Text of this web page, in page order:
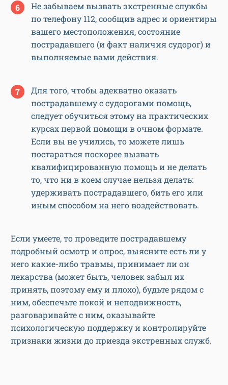
Не забываем вызвать экстренные службы
по телефону 112, сообщив адрес и ориентиры
вашего местоположения, состояние
пострадавшего (и факт наличия судорог) и
выполняемые вами действия.
Для того, чтобы адекватно оказать
пострадавшему с судорогами помощь,
следует обучиться этому на практических
курсах первой помощи в очном формате.
Если вы не учились, то можете лишь
постараться поскорее вызвать
квалифицированную помощь и не делать
то, что ни в коем случае нельзя делать:
удерживать пострадавшего, бить его или
иным способом на него воздействовать.
Если умеете, то проведите пострадавшему
подробный осмотр и опрос, выясните есть ли у
него какие-либо травмы, принимает ли он
лекарства (может быть, человек забыл их
принять, поэтому ему и плохо), будьте рядом с
ним, обеспечьте покой и неподвижность,
разговаривайте с ним, оказывайте
психологическую поддержку и контролируйте
признаки жизни до приезда экстренных служб.